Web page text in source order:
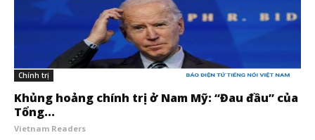
Chính trị
Khủng hoảng chính trị ở Nam Mỹ: “Đau đầu” của
Tổng...
Vietnam Readers